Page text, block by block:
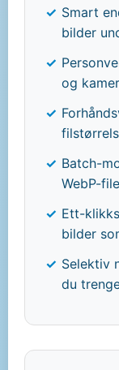
Smart
bilder
og
Batch-
WebP-
Ett-
bilder
Selektiv
du